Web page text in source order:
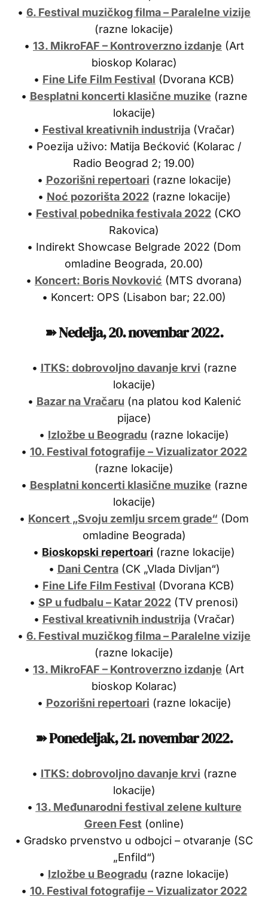
• 6. Festival muzičkog filma – Paralelne vizije
(razne lokacije)
• 13. MikroFAF – Kontroverzno izdanje (Art
bioskop Kolarac)
• Fine Life Film Festival (Dvorana KCB)
• Besplatni koncerti klasične muzike (razne
lokacije)
• Festival kreativnih industrija(Vračar)
• Poezija uživo: Matija Bećković (Kolarac /
Radio Beograd 2; 19.00)
• Pozorišni repertoari (razne lokacije)
• Noć pozorišta 2022(razne lokacije)
• Festival pobednika festivala 2022 (CKO
Rakovica)
• Indirekt Showcase Belgrade 2022 (Dom
omladine Beograda, 20.00)
• Koncert: Boris Novković (MTS dvorana)
• Koncert: OPS (Lisabon bar; 22.00)
➽ Nedelja, 20.novembar 2022.
• ITKS: dobrovoljno davanje krvi (razne
lokacije)
• Bazar na Vračaru (na platou kod Kalenić
pijace)
• Izložbe u Beogradu (razne lokacije)
• 10. Festival fotografije – Vizualizator 2022
(razne lokacije)
• Besplatni koncerti klasične muzike (razne
lokacije)
• Koncert „Svoju zemlju srcem grade“ (Dom
omladine Beograda)
• Bioskopski repertoari (razne lokacije)
• Dani Centra(CK „Vlada Divljan“)
• Fine Life Film Festival (Dvorana KCB)
• SP u fudbalu – Katar 2022 (TV prenosi)
• Festival kreativnih industrija(Vračar)
• 6. Festival muzičkog filma – Paralelne vizije
(razne lokacije)
• 13. MikroFAF – Kontroverzno izdanje (Art
bioskop Kolarac)
• Pozorišni repertoari (razne lokacije)
➽ Ponedeljak, 21. novembar2022.
• ITKS: dobrovoljno davanje krvi (razne
lokacije)
• 13. Međunarodni festival zelene kulture
Green Fest (online)
• Gradsko prvenstvo u odbojci – otvaranje (SC
„Enfild“)
• Izložbe u Beogradu (razne lokacije)
• 10. Festival fotografije – Vizualizator 2022